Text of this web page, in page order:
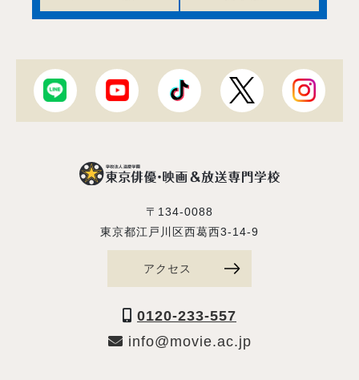
〒134-0088
東京都江戸川区西葛西3-14-9
アクセス
0120-233-557
info@movie.ac.jp